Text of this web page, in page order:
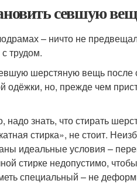
севшую
– ничто не
трудом.
шерстяную вещь после
одёжки, но, прежде чем
надо знать, что стирать
стирка», не стоит.
идеальные условия –
стирке недопустимо,
специальный – не